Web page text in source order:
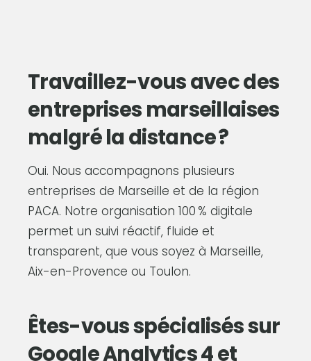
Travaillez-vous avec des
entreprises marseillaises
malgré la distance ?
Oui. Nous accompagnons plusieurs
entreprises de Marseille et de la région
PACA. Notre organisation 100 % digitale
permet un suivi réactif, fluide et
transparent, que vous soyez à Marseille,
Aix-en-Provence ou Toulon.
Êtes-vous spécialisés sur
Google Analytics 4 et